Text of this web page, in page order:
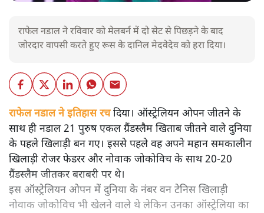
राफेल नडाल ने रविवार को मेलबर्न में दो सेट से पिछड़ने के बाद
जोरदार वापसी करते हुए रूस के दानिल मेदवेदेव को हरा दिया।
राफेल नडाल ने इतिहास रचदिया। ऑस्ट्रेलियन ओपन जीतने के
साथ ही नडाल 21 पुरुष एकल ग्रैंडस्लैम खिताब जीतने वाले दुनिया
के पहले खिलाड़ी बन गए। इससे पहले वह अपने महान समकालीन
खिलाड़ी रोजर फेडरर और नोवाक जोकोविच के साथ 20-20
ग्रैंडस्लैम जीतकर बराबरी पर थे।
इस ऑस्ट्रेलियन ओपन में दुनिया के नंबर वन टेनिस खिलाड़ी
नोवाक जोकोविच भी खेलने वाले थे लेकिन उनका ऑस्ट्रेलिया का